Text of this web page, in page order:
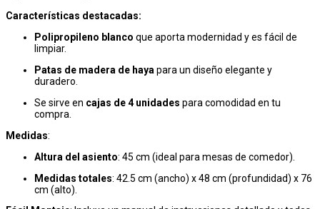
Características destacadas:
Polipropileno blanco que aporta modernidad y es fácil de
limpiar.
Patas de madera de haya para un diseño elegante y
duradero.
Se sirve en cajas de 4 unidades para comodidad en tu
compra.
Medidas:
Altura del asiento: 45 cm (ideal para mesas de comedor).
Medidas totales: 42.5 cm (ancho) x 48 cm (profundidad) x 76
cm (alto).